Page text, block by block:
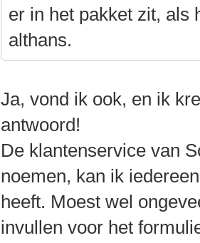
er in het pakket zit, als
althans.
Ja, vond ik ook, en ik
antwoord!
De klantenservice van
noemen, kan ik
heeft. Moest wel
invullen voor het